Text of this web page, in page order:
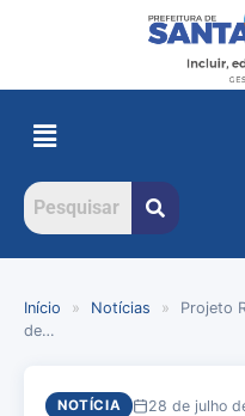
Início » Notícias »
Projeto
de…
NOTÍCIA 28 de julho